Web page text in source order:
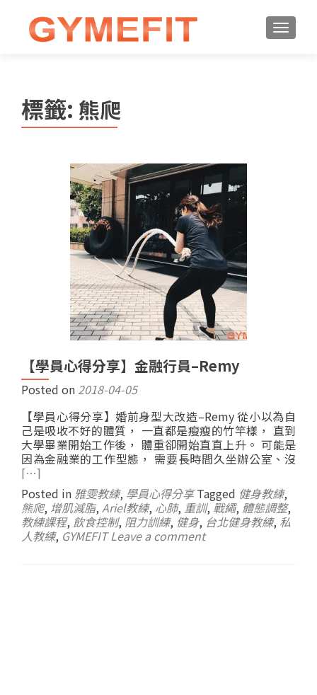
標籤: 熊爬
【學員心得分享】金融行員–Remy
Posted on 2018-04-05
【學員心得分享】婚前身型大改造–Remy 從小以為自
己是吸收不好的體質， 一直都是瘦瘦的竹竿樣， 直到
大學畢業開始工作後， 體重卻開始直直上升。 可能是
因為金融業的工作型態， 需要長時間久坐辦公室、沒
[…]
Posted in 雅雯教練, 學員心得分享 Tagged 健身教練,
熊爬, 增肌減脂, Ariel教練, 心肺, 重訓, 戰繩, 體態調整,
教練課程, 飲食控制, 阻力訓練, 健身, 台北健身教練, 私
人教練, GYMEFIT Leave a comment